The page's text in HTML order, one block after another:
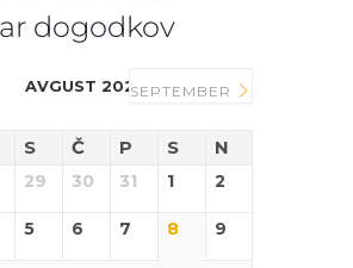
dogodkov
AVGUST 2026SEPTEMBER
S Č P S N
29 30 31 1 2
5 6 7 8 9